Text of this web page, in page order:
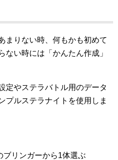
まりない時、何もかも初めて
ない時には「かんたん作成」
定やステラバトル用のデータ
プルステラナイトを使用しま
ブリンガーから1体選ぶ